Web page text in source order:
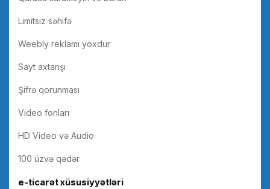
Limitsiz səhifə
Weebly reklamı yoxdur
Sayt axtarışı
Şifrə qorunması
Video fonları
HD Video və Audio
100 üzvə qədər
e-ticarət xüsusiyyətləri